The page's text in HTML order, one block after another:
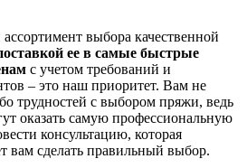
выбора качественной
ее в самые быстрые
с учетом требований и
– это наш приоритет. Вам не
трудностей с выбором пряжи, ведь
оказать самую профессиональную
консультацию, которая
вам сделать правильный выбор.